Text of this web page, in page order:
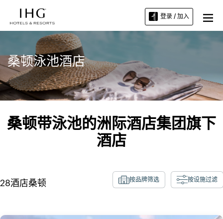
登录 / 加入
桑顿泳池酒店
桑顿带泳池的洲际酒店集团旗下
酒店
28酒店桑顿 按品牌筛选 按设施过滤